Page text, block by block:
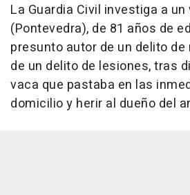
La Guardia Civil investiga a
(Pontevedra), de 81 años de
presunto autor de un delito
de un delito de lesiones, tras
vaca que pastaba en las
domicilio y herir al dueño del